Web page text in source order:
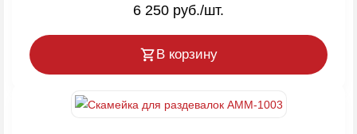
6 250 руб./шт.
В корзину